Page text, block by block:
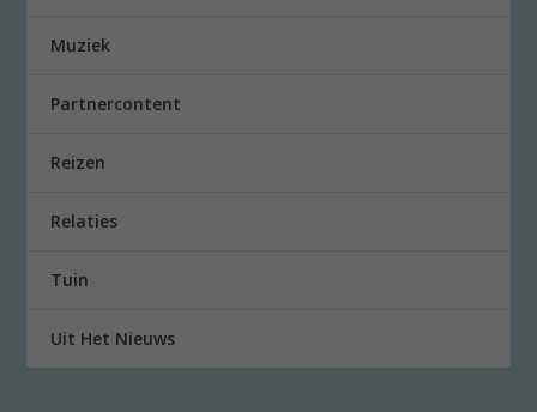
Muziek
Partnercontent
Reizen
Relaties
Tuin
Uit Het Nieuws